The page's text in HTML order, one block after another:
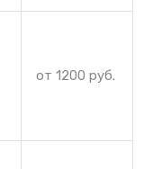
от 1200 руб.